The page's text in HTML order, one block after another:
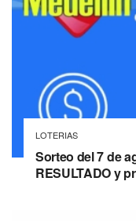
LOTERIAS
Sorteo del 7 de
RESULTADO y